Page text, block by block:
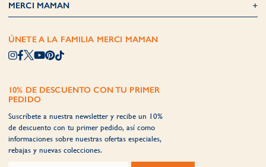
MERCI MAMAN
ÚNETE A LA FAMILIA MERCI MAMAN
10% DE DESCUENTO CON TU PRIMER
PEDIDO
Suscríbete a nuestra newsletter y recibe un 10%
de descuento con tu primer pedido, así como
informaciones sobre nuestras ofertas especiales,
rebajas y nuevas colecciones.